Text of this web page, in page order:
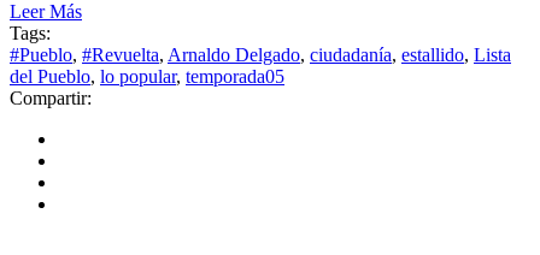
Leer Más
Tags:
#Pueblo, #Revuelta, Arnaldo Delgado, ciudadanía, estallido, Lista
del Pueblo, lo popular, temporada05
Compartir: